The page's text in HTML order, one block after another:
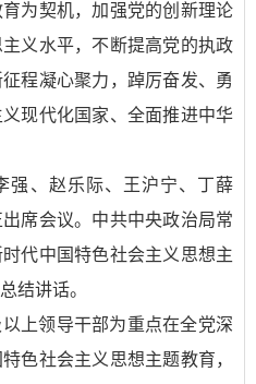
为契机，加强党的创新理论
义水平，不断提高党的执政
程凝心聚力，踔厉奋发、勇
现代化国家、全面推进中华
强、赵乐际、王沪宁、丁薛
席会议。中共中央政治局常
代中国特色社会主义思想主
结讲话。
上领导干部为重点在全党深
色社会主义思想主题教育，